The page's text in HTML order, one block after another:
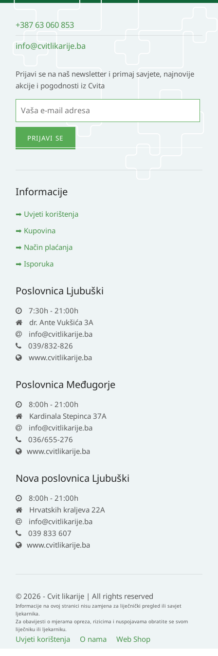
+387 63 060 853
info@cvitlikarije.ba
Prijavi se na naš newsletter i primaj savjete, najnovije
akcije i pogodnosti iz Cvita
Informacije
Uvjeti korištenja
Kupovina
Način plaćanja
Isporuka
Poslovnica Ljubuški
7:30h - 21:00h
dr. Ante Vukšića 3A
info@cvitlikarije.ba
039/832-826
www.cvitlikarije.ba
Poslovnica Međugorje
8:00h - 21:00h
Kardinala Stepinca 37A
info@cvitlikarije.ba
036/655-276
www.cvitlikarije.ba
Nova poslovnica Ljubuški
8:00h - 21:00h
Hrvatskih kraljeva 22A
info@cvitlikarije.ba
039 833 607
www.cvitlikarije.ba
© 2026 - Cvit likarije | All rights reserved
Informacije na ovoj stranici nisu zamjena za liječnički pregled ili savjet
ljekarnika.
Za obavijesti o mjerama opreza, rizicima i nuspojavama obratite se svom
liječniku ili ljekarniku.
Uvjeti korištenja O nama Web Shop